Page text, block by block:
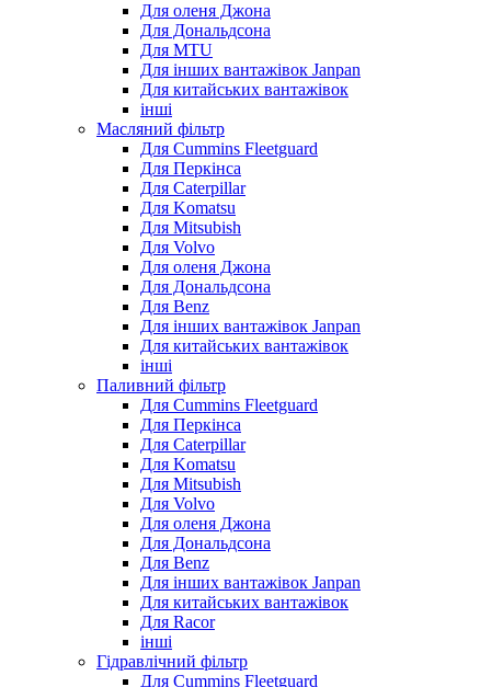
Для оленя Джона
Для Дональдсона
Для MTU
Для інших вантажівок Janpan
Для китайських вантажівок
інші
Масляний фільтр
Для Cummins Fleetguard
Для Перкінса
Для Caterpillar
Для Komatsu
Для Mitsubish
Для Volvo
Для оленя Джона
Для Дональдсона
Для Benz
Для інших вантажівок Janpan
Для китайських вантажівок
інші
Паливний фільтр
Для Cummins Fleetguard
Для Перкінса
Для Caterpillar
Для Komatsu
Для Mitsubish
Для Volvo
Для оленя Джона
Для Дональдсона
Для Benz
Для інших вантажівок Janpan
Для китайських вантажівок
Для Racor
інші
Гідравлічний фільтр
Для Cummins Fleetguard